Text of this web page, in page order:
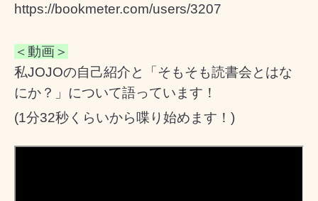
https://bookmeter.com/users/3207
＜動画＞
私JOJOの自己紹介と「そもそも読書会とはな
にか？」について語っています！
(1分32秒くらいから喋り始めます！)